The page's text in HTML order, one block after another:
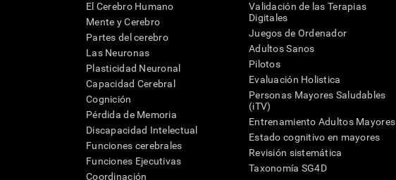
El Cerebro Humano
Mente y Cerebro
Partes del cerebro
Las Neuronas
Plasticidad Neuronal
Capacidad Cerebral
Cognición
Pérdida de Memoria
Discapacidad Intelectual
Funciones cerebrales
Funciones Ejecutivas
Coordinación
Validación de las Terapias
Digitales
Juegos de Ordenador
Adultos Sanos
Pilotos
Evaluación Holistica
Personas Mayores Saludables
(iTV)
Entrenamiento Adultos Mayores
Estado cognitivo en mayores
Revisión sistemática
Taxonomía SG4D